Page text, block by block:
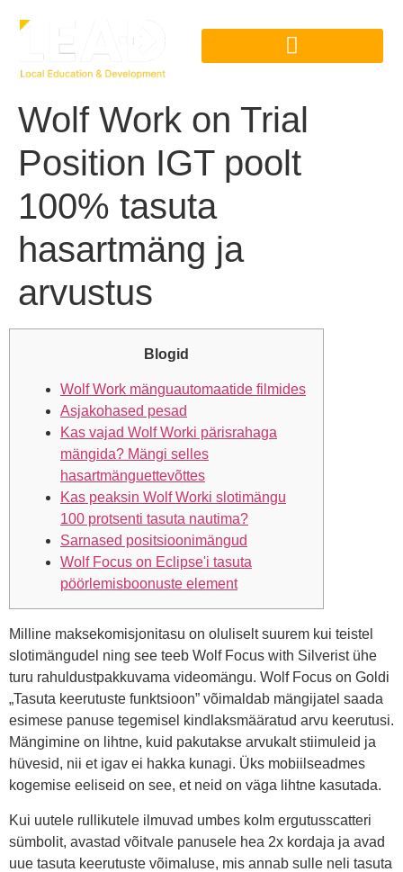
Wolf Work on Trial
Position IGT poolt
100% tasuta
hasartmäng ja
arvustus
Blogid
Wolf Work mänguautomaatide filmides
Asjakohased pesad
Kas vajad Wolf Worki pärisrahaga
mängida? Mängi selles
hasartmänguettevõttes
Kas peaksin Wolf Worki slotimängu
100 protsenti tasuta nautima?
Sarnased positsioonimängud
Wolf Focus on Eclipse'i tasuta
pöörlemisboonuste element
Milline maksekomisjonitasu on oluliselt suurem kui teistel
slotimängudel ning see teeb Wolf Focus with Silverist ühe
turu rahuldustpakkuvama videomängu. Wolf Focus on Goldi
„Tasuta keerutuste funktsioon” võimaldab mängijatel saada
esimese panuse tegemisel kindlaksmääratud arvu keerutusi.
Mängimine on lihtne, kuid pakutakse arvukalt stiimuleid ja
hüvesid, nii et igav ei hakka kunagi. Üks mobiilseadmes
kogemise eeliseid on see, et neid on väga lihtne kasutada.
Kui uutele rullikutele ilmuvad umbes kolm ergutusscatteri
sümbolit, avastad võitvale panusele hea 2x kordaja ja avad
uue tasuta keerutuste võimaluse, mis annab sulle neli tasuta